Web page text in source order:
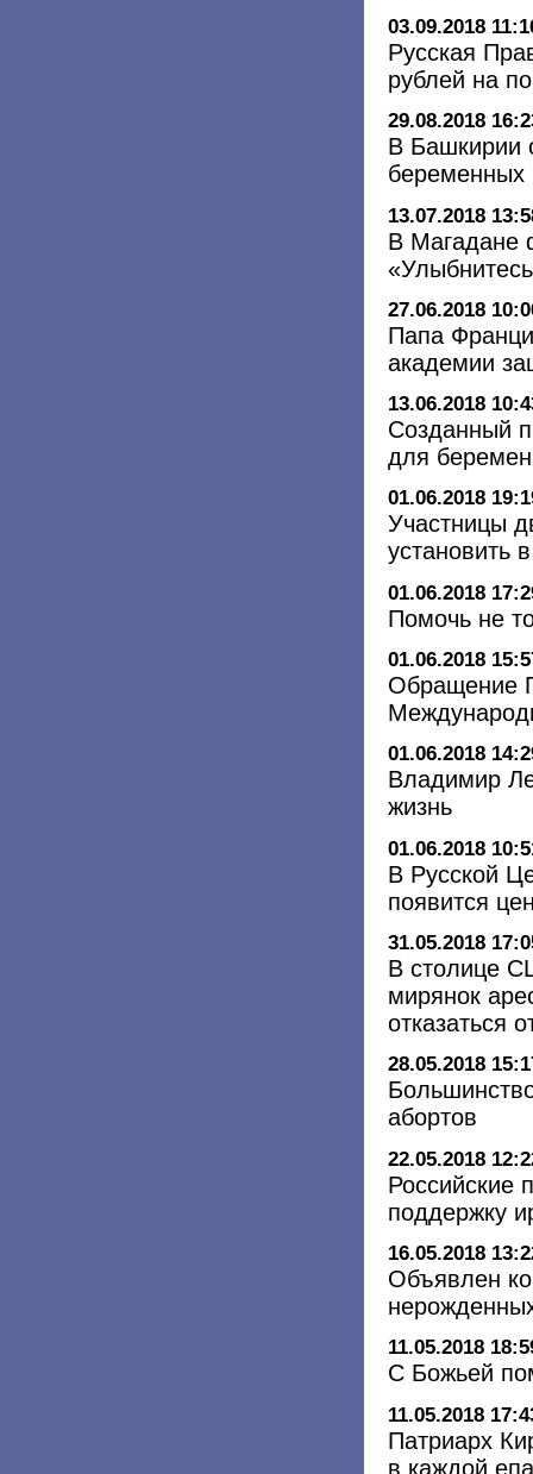
03.09.2018
Русская
рублей на
29.08.2018
В Башкирии
беременных
13.07.2018
В Магадане
27.06.2018
Папа
академии
13.06.2018
Созданный
для
01.06.2018
Участницы
установить
01.06.2018
Помочь не
01.06.2018
Обращение
01.06.2018
Владимир
жизнь
01.06.2018
В Русской
появится
31.05.2018
В столице
мирянок
отказаться
28.05.2018
абортов
22.05.2018
Российские
поддержку
16.05.2018
Объявлен
11.05.2018
С Божьей
11.05.2018
Патриарх
в каждой